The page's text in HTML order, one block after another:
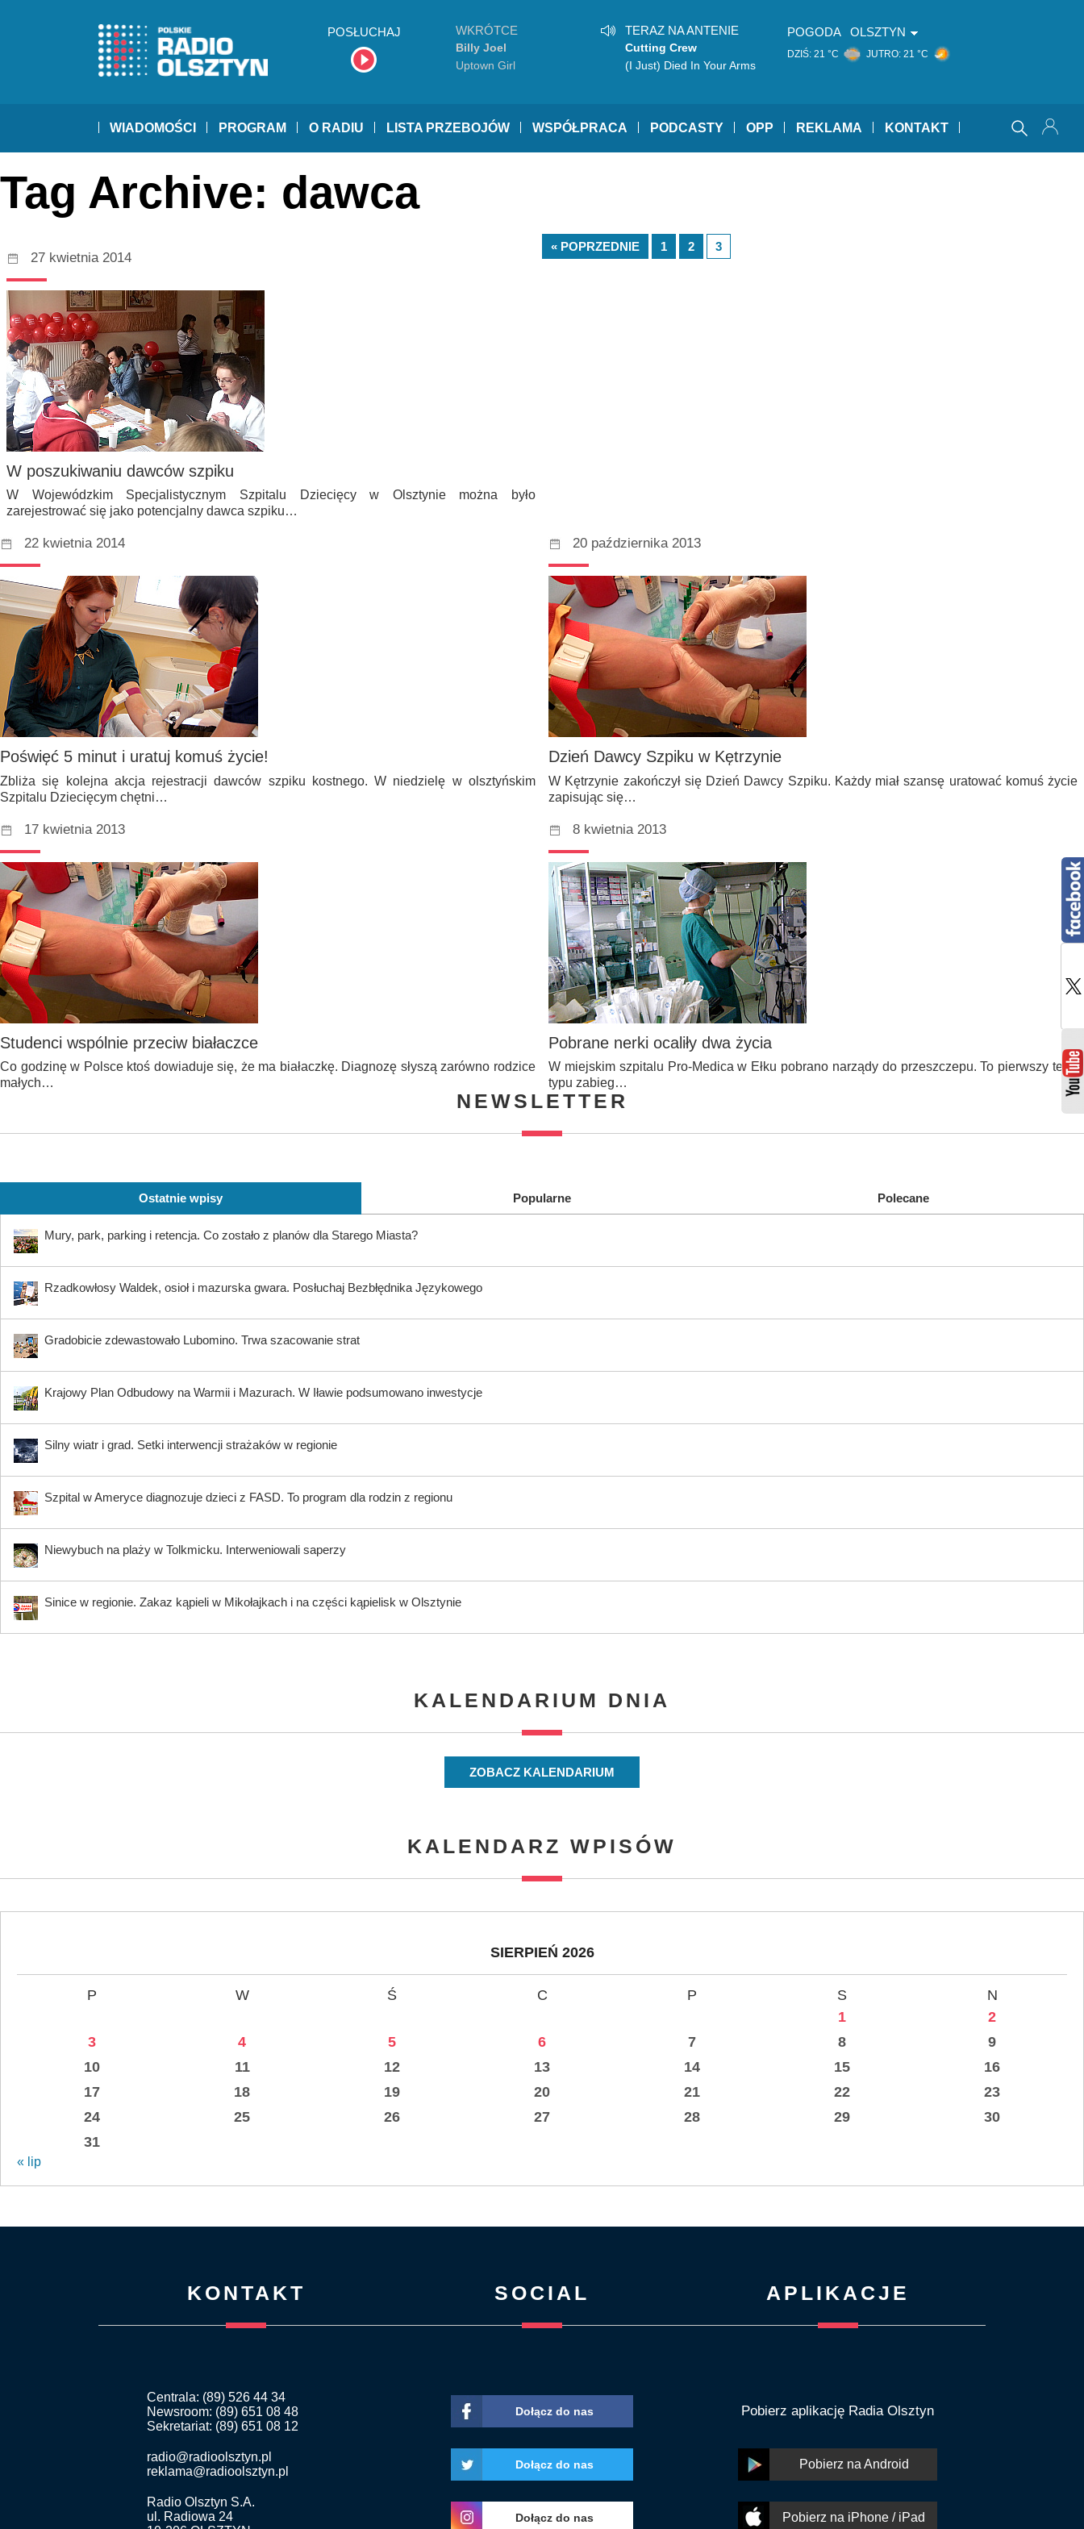
POSŁUCHAJ WKRÓTCE
Billy Joel
Uptown Girl
TERAZ NA ANTENIE
Cutting Crew
(I Just) Died In Your Arms
POGODA OLSZTYN
DZIŚ: 21 °C JUTRO: 21 °C
WIADOMOŚCI PROGRAM O RADIU LISTA PRZEBOJÓW WSPÓŁPRACA PODCASTY OPP REKLAMA KONTAKT
Tag Archive: dawca
27 kwietnia 2014
W poszukiwaniu dawców szpiku
W Wojewódzkim Specjalistycznym Szpitalu Dziecięcy w Olsztynie można było
zarejestrować się jako potencjalny dawca szpiku…
22 kwietnia 2014
Poświęć 5 minut i uratuj komuś życie!
Zbliża się kolejna akcja rejestracji dawców szpiku kostnego. W niedzielę w olsztyńskim
Szpitalu Dziecięcym chętni…
20 października 2013
Dzień Dawcy Szpiku w Kętrzynie
W Kętrzynie zakończył się Dzień Dawcy Szpiku. Każdy miał szansę uratować komuś życie
zapisując się…
17 kwietnia 2013
Studenci wspólnie przeciw białaczce
Co godzinę w Polsce ktoś dowiaduje się, że ma białaczkę. Diagnozę słyszą zarówno rodzice
małych…
8 kwietnia 2013
Pobrane nerki ocaliły dwa życia
W miejskim szpitalu Pro-Medica w Ełku pobrano narządy do przeszczepu. To pierwszy tego
typu zabieg…
« POPRZEDNIE 1 2 3
NEWSLETTER
Ostatnie wpisy Popularne Polecane
Mury, park, parking i retencja. Co zostało z planów dla Starego Miasta?
Rzadkowłosy Waldek, osioł i mazurska gwara. Posłuchaj Bezbłędnika Językowego
Gradobicie zdewastowało Lubomino. Trwa szacowanie strat
Krajowy Plan Odbudowy na Warmii i Mazurach. W Iławie podsumowano inwestycje
Silny wiatr i grad. Setki interwencji strażaków w regionie
Szpital w Ameryce diagnozuje dzieci z FASD. To program dla rodzin z regionu
Niewybuch na plaży w Tolkmicku. Interweniowali saperzy
Sinice w regionie. Zakaz kąpieli w Mikołajkach i na części kąpielisk w Olsztynie
KALENDARIUM DNIA
ZOBACZ KALENDARIUM
KALENDARZ WPISÓW
SIERPIEŃ 2026
P W Ś C P S
N
1
2
3
4 5 6 7 8
9
10
11 12 13 14 15
16
17
18 19 20 21 22
23
24
25 26 27 28 29
30
31
« lip
KONTAKT
Centrala: (89) 526 44 34
Newsroom: (89) 651 08 48
Sekretariat: (89) 651 08 12
radio@radioolsztyn.pl
reklama@radioolsztyn.pl
Radio Olsztyn S.A.
ul. Radiowa 24
SOCIAL
Dołącz do nas
Dołącz do nas
Dołącz do nas
APLIKACJE
Pobierz aplikację Radia Olsztyn
Pobierz na Android
Pobierz na iPhone / iPad